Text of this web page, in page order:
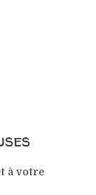
à votre